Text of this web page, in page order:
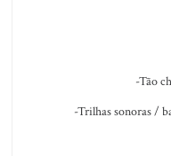
-Tão
-Trilhas sonoras /